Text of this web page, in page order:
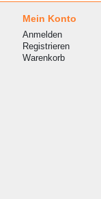
Mein Konto
Anmelden
Registrieren
Warenkorb